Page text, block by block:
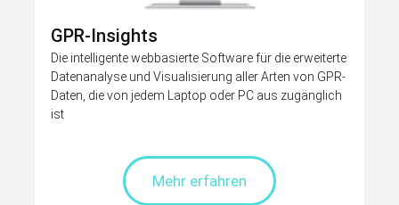
GPR-Insights
Die intelligente webbasierte Software für die erweiterte
Datenanalyse und Visualisierung aller Arten von GPR-
Daten, die von jedem Laptop oder PC aus zugänglich
ist
Mehr erfahren